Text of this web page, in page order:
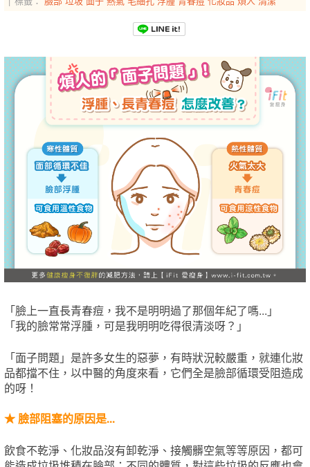
「臉上一直長青春痘，我不是明明過了那個年紀了嗎...」
「我的臉常常浮腫，可是我明明吃得很清淡呀？」
「面子問題」是許多女生的惡夢，有時狀況較嚴重，就連化妝
品都擋不住，以中醫的角度來看，它們全是臉部循環受阻造成
的呀！
★臉部阻塞的原因是...
飲食不乾淨、化妝品沒有卸乾淨、接觸髒空氣等等原因，都可